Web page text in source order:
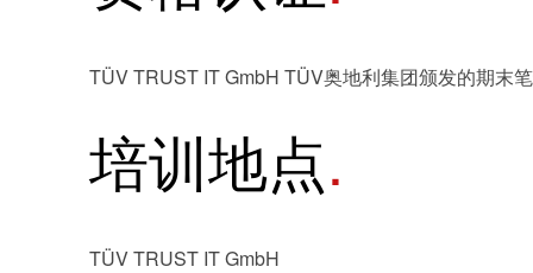
TÜV TRUST IT GmbH TÜV奥地利集团颁发的期末
培训地点
TÜV TRUST IT GmbH